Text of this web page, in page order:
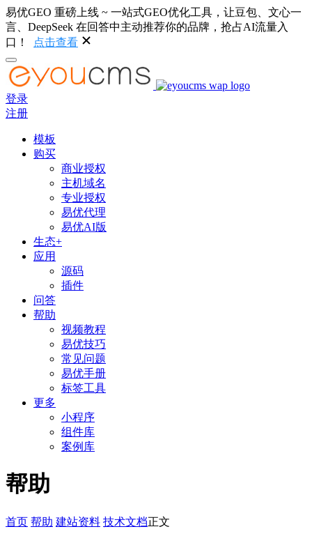
易优GEO 重磅上线 ~ 一站式GEO优化工具，让豆包、文心一
言、DeepSeek 在回答中主动推荐你的品牌，抢占AI流量入
口！
点击查看
登录
注册
模板
购买
商业授权
主机域名
专业授权
易优代理
易优AI版
生态+
应用
源码
插件
问答
帮助
视频教程
易优技巧
常见问题
易优手册
标签工具
更多
小程序
组件库
案例库
帮助
首页 帮助 建站资料 技术文档正文